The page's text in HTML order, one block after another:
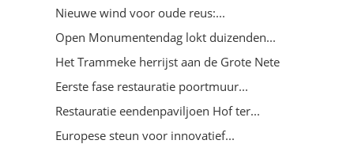
Nieuwe wind voor oude reus:...
Open Monumentendag lokt duizenden...
Het Trammeke herrijst aan de Grote Nete
Eerste fase restauratie poortmuur...
Restauratie eendenpaviljoen Hof ter...
Europese steun voor innovatief...